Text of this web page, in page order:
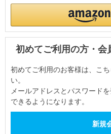
初めてご利用の方・会
初めてご利用のお客様は、こ
い。
メールアドレスとパスワード
できるようになります。